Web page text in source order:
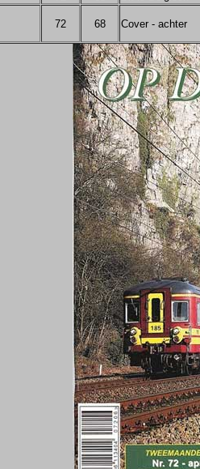
72 68 Cover - achter